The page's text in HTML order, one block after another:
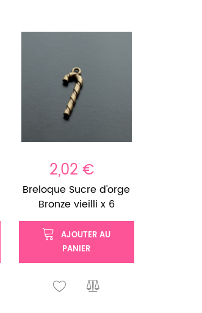
2,02 €
Breloque Sucre d'orge
Bronze vieilli x 6
AJOUTER AU
PANIER